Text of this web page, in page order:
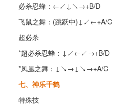
必杀忍蜂：←↙↓↘→+B/D
飞鼠之舞：(跳跃中)↓↙←+A/C
超必杀
*超必杀忍蜂：↓↙←↙→+B/D
*凤凰之舞：↓↘→↓↘→+A/C
七、神乐千鹤
特殊技